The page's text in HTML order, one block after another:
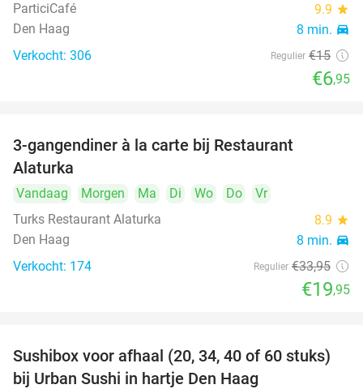
ParticiCafé
9.9 star
Den Haag 8 min. directions_car
Verkocht: 306 Regulier €15
€6,95
3-gangendiner à la carte bij Restaurant
Alaturka
Vandaag Morgen Ma Di Wo Do
Vr
Turks Restaurant Alaturka
8.9 star
Den Haag 8 min. directions_car
Verkocht: 174 Regulier €33,95
€19,95
49%
Sushibox voor afhaal (20, 34, 40 of 60 stuks)
bij Urban Sushi in hartje Den Haag